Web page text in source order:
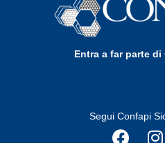
Entra a far parte
Segui Confapi